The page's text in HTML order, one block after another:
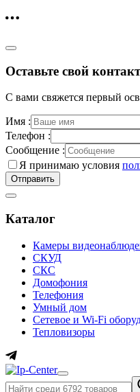
Оставьте свой контакт
С вами свяжется первый
Имя :
Телефон :
Сообщение :
Я принимаю условия
Каталог
Камеры
СКУД
СКС
Домофония
Телефония
Умный дом
Сетевое и Wi-Fi
Тепловизоры